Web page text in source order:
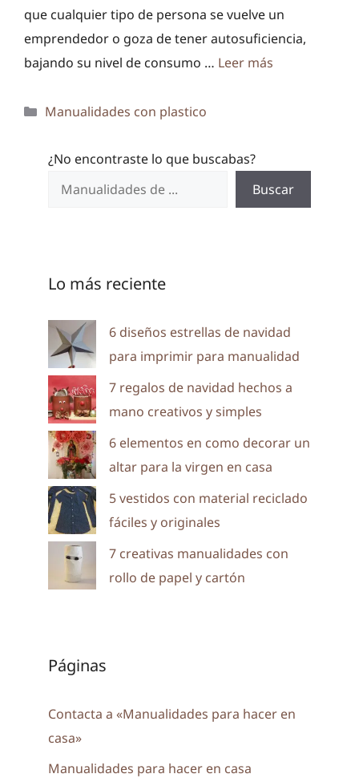
que cualquier tipo de persona se vuelve un
emprendedor o goza de tener autosuficiencia,
bajando su nivel de consumo … Leer más
Categorías
Manualidades con plastico
¿No encontraste lo que buscabas?
Buscar
Lo más reciente
6 diseños estrellas de navidad
para imprimir para manualidad
7 regalos de navidad hechos a
mano creativos y simples
6 elementos en como decorar un
altar para la virgen en casa
5 vestidos con material reciclado
fáciles y originales
7 creativas manualidades con
rollo de papel y cartón
Páginas
Contacta a «Manualidades para hacer en
casa»
Manualidades para hacer en casa